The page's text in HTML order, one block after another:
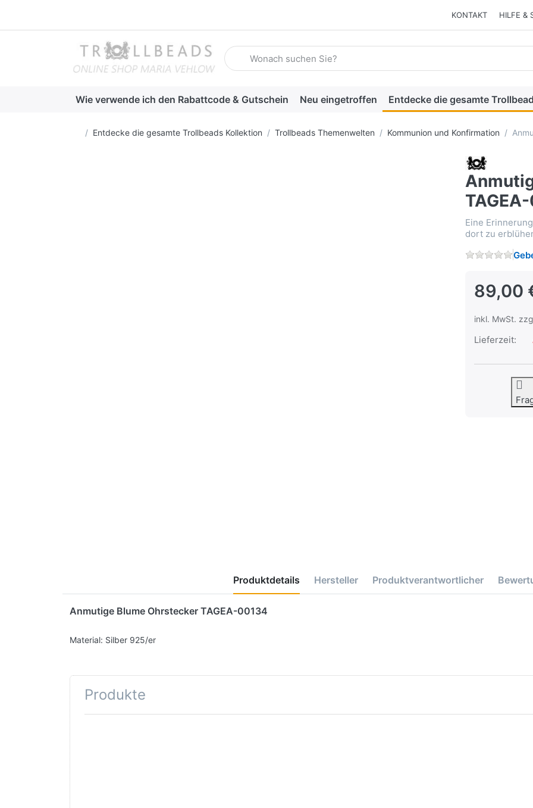
KONTAKT HILFE &
Geben Sie einen Suchbegriff ein. Während Sie tippen, erscheinen
Wie verwende ich den Rabattcode & Gutschein Neu eingetroffen Entdecke die gesamte
Startseite
Entdecke die gesamte Trollbeads Kollektion Trollbeads Themenwelten Kommunion und Konfirmation
Eine
dort zu
89,00
inkl. MwSt.
Lieferzeit:
Produktdetails Hersteller Produktverantwortlicher
Anmutige Blume Ohrstecker TAGEA-00134
Material: Silber 925/er
Produkte